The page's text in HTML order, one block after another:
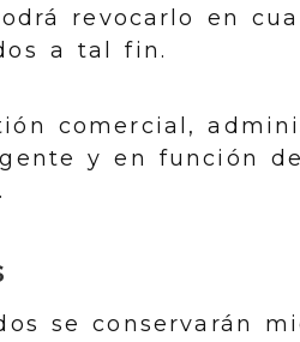
revocarlo en
a tal fin.
comercial,
y en función
se conservarán